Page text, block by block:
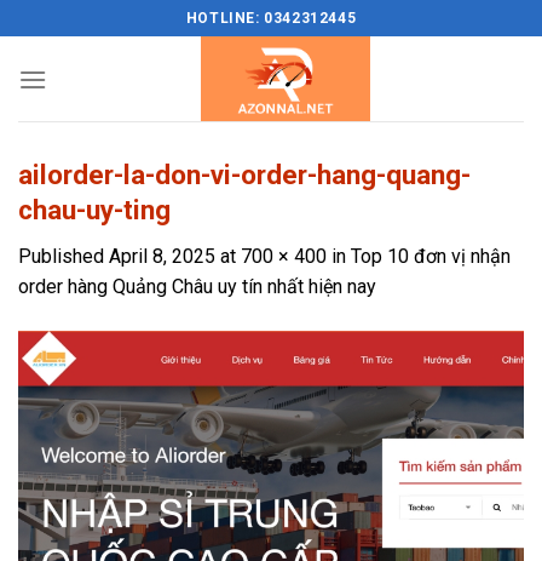
content
HOTLINE: 0342312445
ailorder-la-don-vi-order-hang-quang-
chau-uy-ting
Published April 8, 2025 at 700 × 400 in Top 10 đơn vị nhận
order hàng Quảng Châu uy tín nhất hiện nay